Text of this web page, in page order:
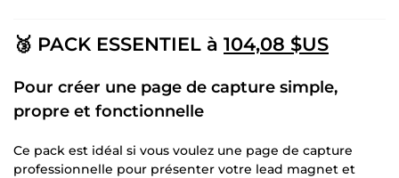
🥉 PACK ESSENTIEL à 104,08 $US
Pour créer une page de capture simple,
propre et fonctionnelle
Ce pack est idéal si vous voulez une page de capture
professionnelle pour présenter votre lead magnet et